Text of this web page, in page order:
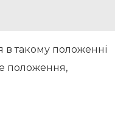
в такому положенні
положення,